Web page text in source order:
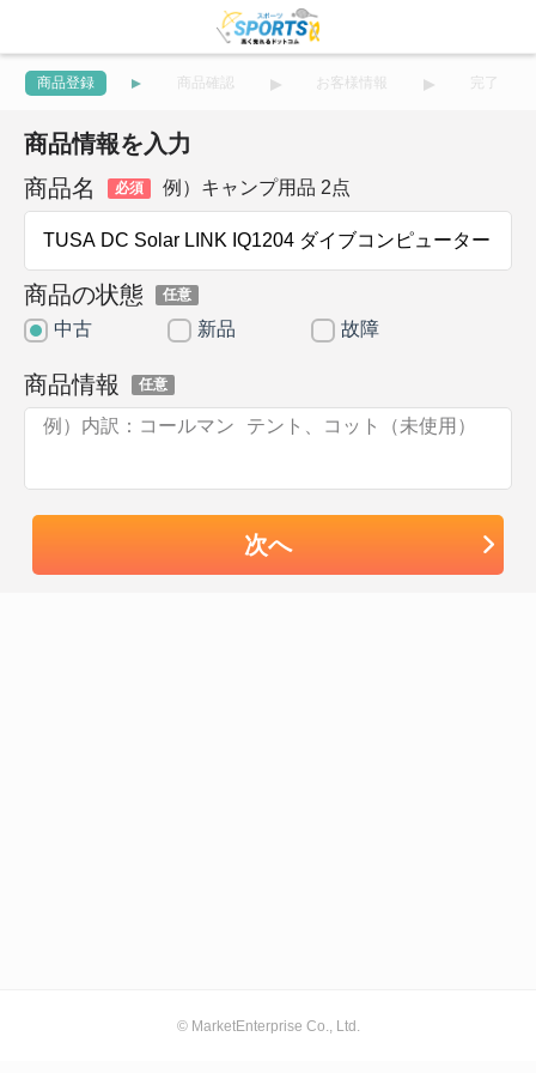
商品登録 商品確認 お客様情報 完了
商品情報を入力
商品名
必須 例）キャンプ用品 2点
商品の状態 任意
中古 新品 故障
商品情報 任意
次へ
© MarketEnterprise Co., Ltd.